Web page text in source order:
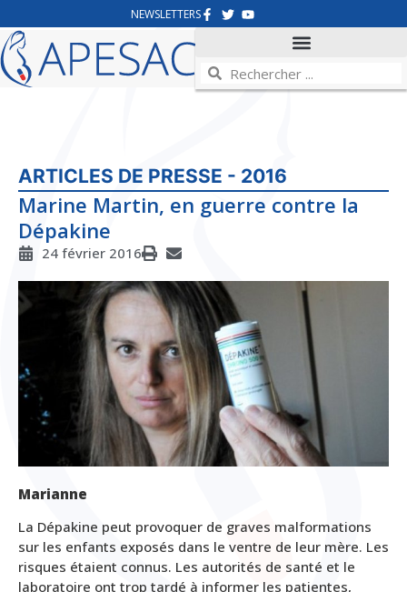
NEWSLETTERS
ARTICLES DE PRESSE - 2016
Marine Martin, en guerre contre la
Dépakine
24 février 2016
Marianne
La Dépakine peut provoquer de graves malformations
sur les enfants exposés dans le ventre de leur mère. Les
risques étaient connus. Les autorités de santé et le
laboratoire ont trop tardé à informer les patientes,